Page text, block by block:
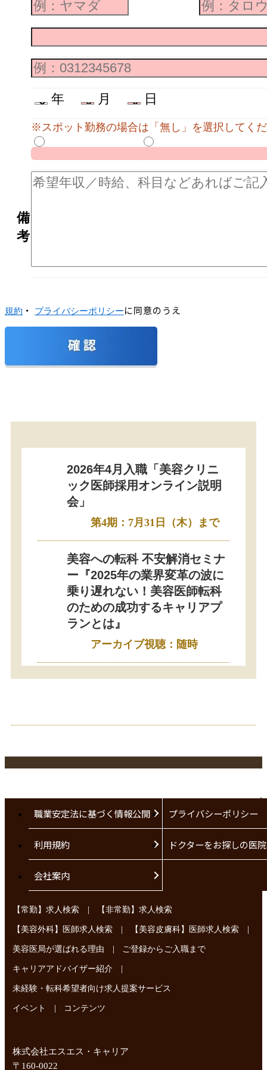
年 月 日
※スポット勤務の場合は「無し」を選択してく
備
考
規約 ・ プライバシーポリシーに同意のうえ
2026年4月入職「美容クリニ
ック医師採用オンライン説明
会」
第4期：7月31日（木）まで
美容への転科 不安解消セミナ
ー『2025年の業界変革の波に
乗り遅れない！美容医師転科
のための成功するキャリアプ
ランとは』
アーカイブ視聴：随時
職業安定法に基づく情報公開 プライバシーポリシー
利用規約 ドクターをお探しの医
会社案内
【常勤】求人検索 | 【非常勤】求人検索
【美容外科】医師求人検索 | 【美容皮膚科】医師求人検索 |
美容医局が選ばれる理由 | ご登録からご入職まで
キャリアアドバイザー紹介 |
未経験・転科希望者向け求人提案サービス
イベント | コンテンツ
株式会社エスエス・キャリア
〒160-0022